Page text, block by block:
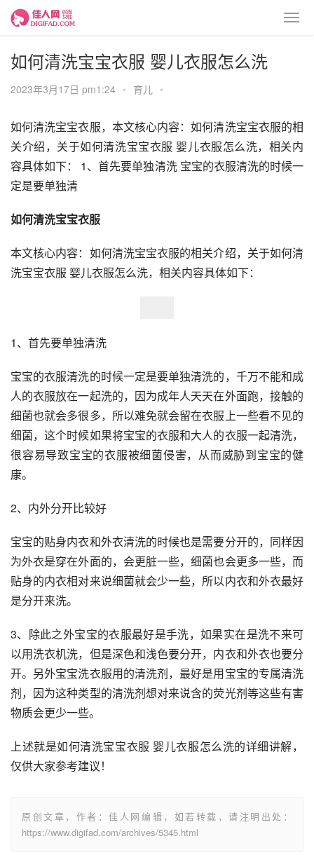
如何清洗宝宝衣服 婴儿衣服怎么洗
2023年3月17日 pm1:24 • 育儿 •
如何清洗宝宝衣服，本文核心内容：如何清洗宝宝衣服的相
关介绍，关于如何清洗宝宝衣服 婴儿衣服怎么洗，相关内
容具体如下： 1、首先要单独清洗 宝宝的衣服清洗的时候一
定是要单独清
如何清洗宝宝衣服
本文核心内容：如何清洗宝宝衣服的相关介绍，关于如何清
洗宝宝衣服 婴儿衣服怎么洗，相关内容具体如下：
1、首先要单独清洗
宝宝的衣服清洗的时候一定是要单独清洗的，千万不能和成
人的衣服放在一起洗的，因为成年人天天在外面跑，接触的
细菌也就会多很多，所以难免就会留在衣服上一些看不见的
细菌，这个时候如果将宝宝的衣服和大人的衣服一起清洗，
很容易导致宝宝的衣服被细菌侵害，从而威胁到宝宝的健
康。
2、内外分开比较好
宝宝的贴身内衣和外衣清洗的时候也是需要分开的，同样因
为外衣是穿在外面的，会更脏一些，细菌也会更多一些，而
贴身的内衣相对来说细菌就会少一些，所以内衣和外衣最好
是分开来洗。
3、除此之外宝宝的衣服最好是手洗，如果实在是洗不来可
以用洗衣机洗，但是深色和浅色要分开，内衣和外衣也要分
开。另外宝宝洗衣服用的清洗剂，最好是用宝宝的专属清洗
剂，因为这种类型的清洗剂想对来说含的荧光剂等这些有害
物质会更少一些。
上述就是如何清洗宝宝衣服 婴儿衣服怎么洗的详细讲解，
仅供大家参考建议！
原创文章，作者：佳人网编辑，如若转载，请注明出处：
https://www.digifad.com/archives/5345.html